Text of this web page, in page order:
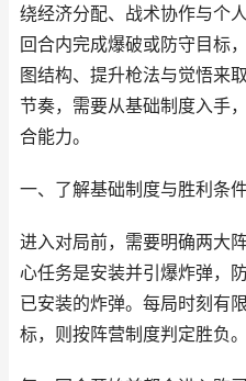
绕经济分配、战术协作与个
回合内完成爆破或防守目标
图结构、提升枪法与觉悟来
节奏，需要从基础制度入手
合能力。
一、了解基础制度与胜利条
进入对局前，需要明确两大
心任务是安装并引爆炸弹，
已安装的炸弹。每局时刻有
标，则按阵营制度判定胜负。